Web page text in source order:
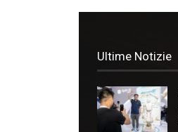
Ultime Notizie